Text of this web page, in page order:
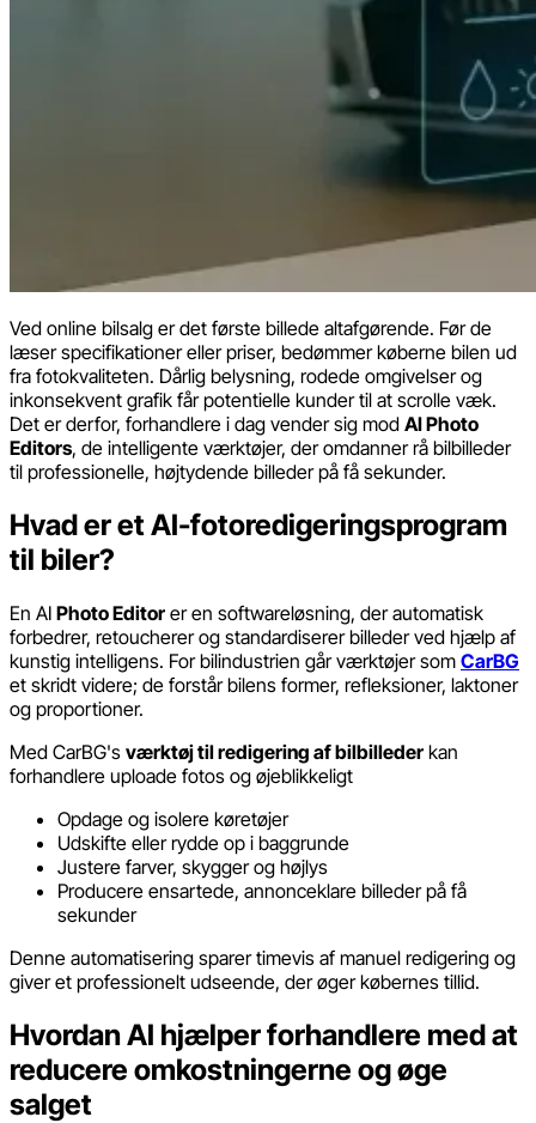
Ved online bilsalg er det første billede altafgørende. Før de
læser specifikationer eller priser, bedømmer køberne bilen ud
fra fotokvaliteten. Dårlig belysning, rodede omgivelser og
inkonsekvent grafik får potentielle kunder til at scrolle væk.
Det er derfor, forhandlere i dag vender sig mod AI Photo
Editors, de intelligente værktøjer, der omdanner rå bilbilleder
til professionelle, højtydende billeder på få sekunder.
Hvad er et AI-fotoredigeringsprogram
til biler?
En AI Photo Editor er en softwareløsning, der automatisk
forbedrer, retoucherer og standardiserer billeder ved hjælp af
kunstig intelligens. For bilindustrien går værktøjer som CarBG
et skridt videre; de forstår bilens former, refleksioner, laktoner
og proportioner.
Med CarBG's værktøj til redigering af bilbilleder kan
forhandlere uploade fotos og øjeblikkeligt
Opdage og isolere køretøjer
Udskifte eller rydde op i baggrunde
Justere farver, skygger og højlys
Producere ensartede, annonceklare billeder på få
sekunder
Denne automatisering sparer timevis af manuel redigering og
giver et professionelt udseende, der øger købernes tillid.
Hvordan AI hjælper forhandlere med at
reducere omkostningerne og øge
salget